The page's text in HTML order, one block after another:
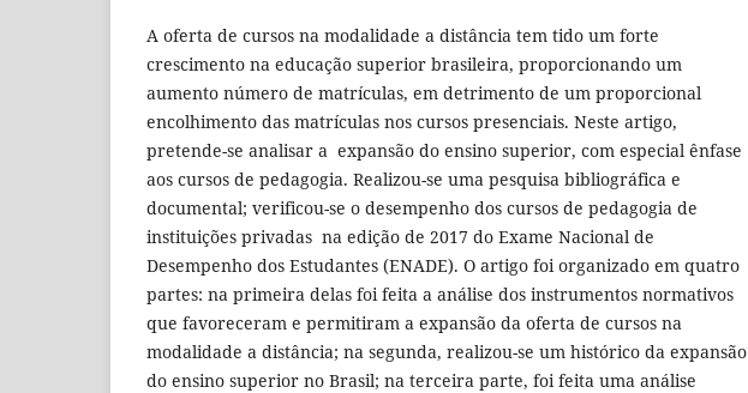
A oferta de cursos na modalidade a distância tem tido um forte
crescimento na educação superior brasileira, proporcionando um
aumento número de matrículas, em detrimento de um proporcional
encolhimento das matrículas nos cursos presenciais. Neste artigo,
pretende-se analisar a expansão do ensino superior, com especial ênfase
aos cursos de pedagogia. Realizou-se uma pesquisa bibliográfica e
documental; verificou-se o desempenho dos cursos de pedagogia de
instituições privadas na edição de 2017 do Exame Nacional de
Desempenho dos Estudantes (ENADE). O artigo foi organizado em quatro
partes: na primeira delas foi feita a análise dos instrumentos normativos
que favoreceram e permitiram a expansão da oferta de cursos na
modalidade a distância; na segunda, realizou-se um histórico da expansão
do ensino superior no Brasil; na terceira parte, foi feita uma análise